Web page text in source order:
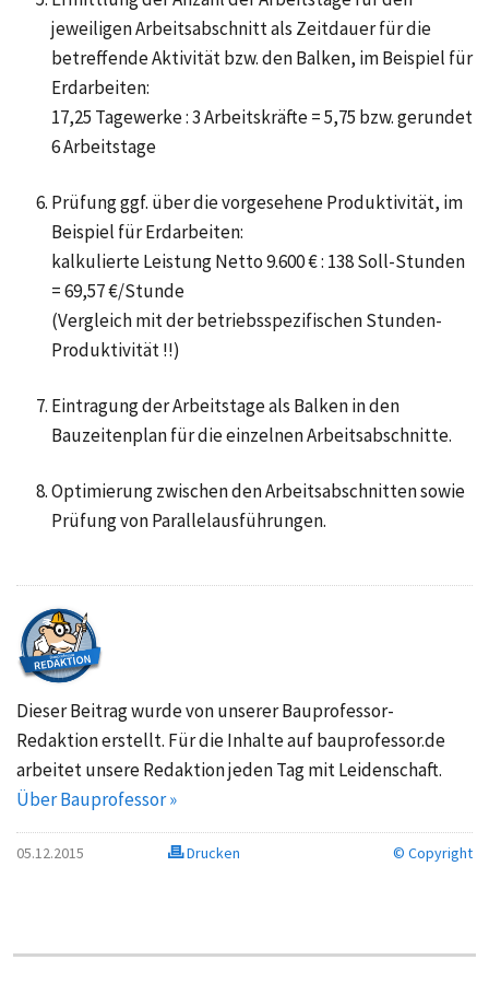
jeweiligen Arbeitsabschnitt als Zeitdauer für die
betreffende Aktivität bzw. den Balken, im Beispiel für
Erdarbeiten:
17,25 Tagewerke : 3 Arbeitskräfte = 5,75 bzw. gerundet
6 Arbeitstage
Prüfung ggf. über die vorgesehene Produktivität, im
Beispiel für Erdarbeiten:
kalkulierte Leistung Netto 9.600 € : 138 Soll-Stunden
= 69,57 €/Stunde
(Vergleich mit der betriebsspezifischen Stunden-
Produktivität !!)
Eintragung der Arbeitstage als Balken in den
Bauzeitenplan für die einzelnen Arbeitsabschnitte.
Optimierung zwischen den Arbeitsabschnitten sowie
Prüfung von Parallelausführungen.
Dieser Beitrag wurde von unserer Bauprofessor-
Redaktion erstellt. Für die Inhalte auf bauprofessor.de
arbeitet unsere Redaktion jeden Tag mit Leidenschaft.
Über Bauprofessor »
05.12.2015 Drucken © Copyright